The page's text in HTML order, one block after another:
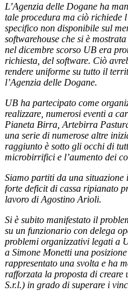
L’Agenzia delle Dogane ha
tale procedura ma ciò richiede
specifico non disponibile sul
softwarehouse che si è
nel dicembre scorso UB era
richiesta, del software. Ciò
rendere uniforme su tutto il
l’Agenzia delle Dogane.
UB ha partecipato come
realizzare, numerosi eventi a
Pianeta Birra, Artebirra
una serie di numerose altre
raggiunto è sotto gli occhi di
microbirrifici e l’aumento dei
Siamo partiti da una
forte deficit di cassa ripianato
lavoro di Agostino Arioli.
Si è subito manifestato il
su un funzionario con delega
problemi organizzativi legati a
a Simone Monetti una
rappresentato una svolta e ha
rafforzata la proposta di
S.r.l.) in grado di superare i